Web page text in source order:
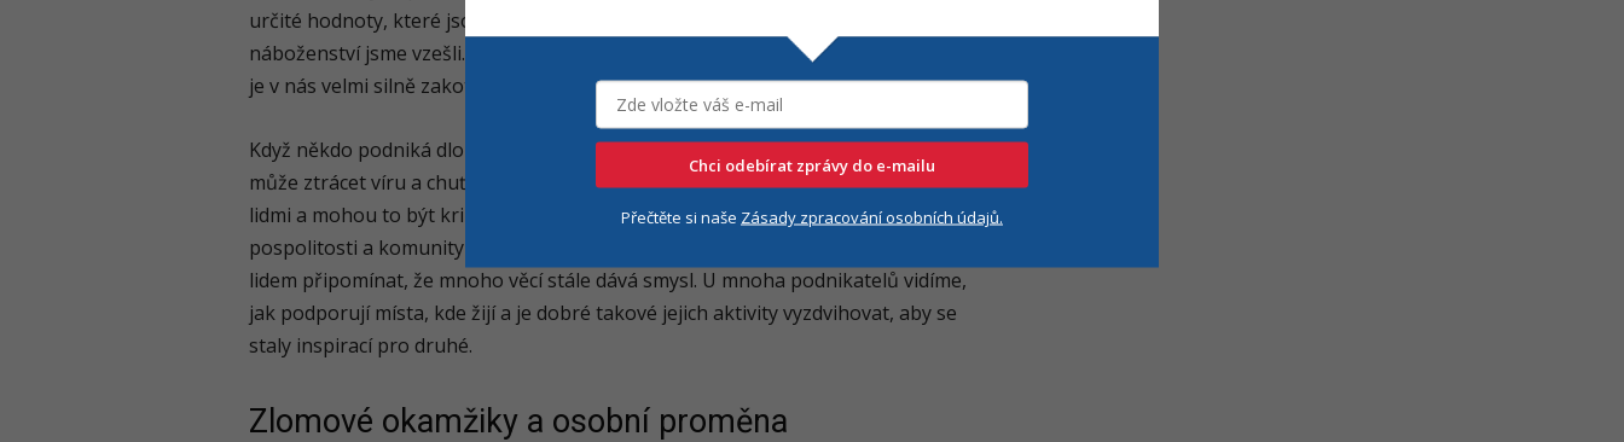
určité hodnoty, které jsou dány charakterem kde žijeme, z jaké kultury a
náboženství jsme vzešli. A ať se dějiny překulily různými směry, tak toto všechno
je v nás velmi silně zakotveno.
Když někdo podniká dlouhou dobu, tak prožije mnoho těžkých situací, někdy
může ztrácet víru a chuť jak do další práce a podnikání, do komunikace s dalšími
lidmi a mohou to být krizové okamžiky, proto si myslím, že vytváření jakési
pospolitosti a komunity v nějaké oblasti má tu obrovskou sílu. Také je dobré
lidem připomínat, že mnoho věcí stále dává smysl. U mnoha podnikatelů vidíme,
jak podporují místa, kde žijí a je dobré takové jejich aktivity vyzdvihovat, aby se
staly inspirací pro druhé.
Zlomové okamžiky a osobní proměna
Chci odebírat zprávy do e-mailu
Přečtěte si naše Zásady zpracování osobních údajů.